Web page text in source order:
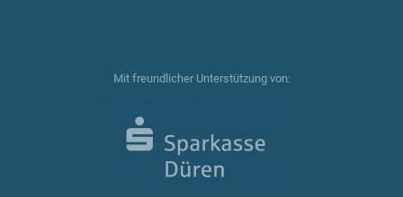
Mit freundlicher Unterstützung von: